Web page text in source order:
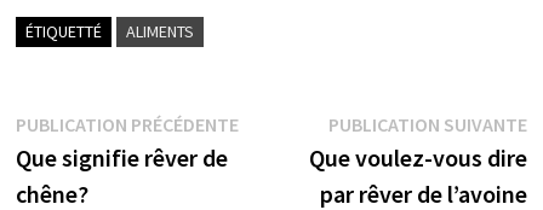
ÉTIQUETTÉ ALIMENTS
Navigation
de
PUBLICATION PRÉCÉDENTEPublication
précédente :
Que signifie rêver de
chêne?
PUBLICATION SUIVANTE
Que voulez-vous dire
par rêver de l’avoine